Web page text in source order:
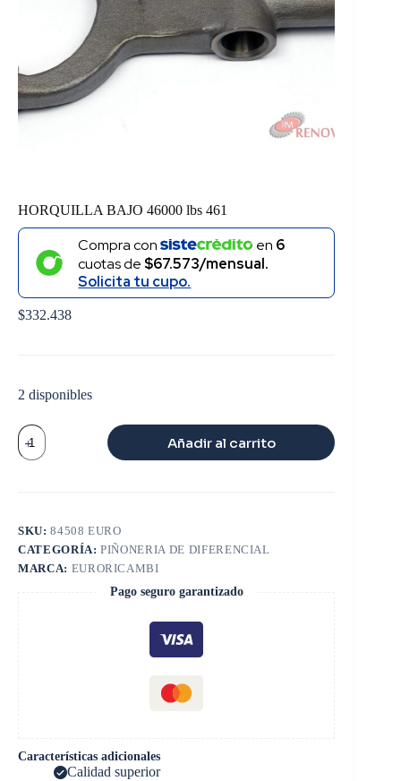
HORQUILLA BAJO 46000 lbs 461
Compra con en 6
cuotas de $67.573/mensual.
Solicita tu cupo.
$332.438
2 disponibles
HORQUILLA
BAJO
46000
Añadir al carrito
SKU:84508 EURO
CATEGORÍA:PIÑONERIA DE DIFERENCIAL
MARCA: EURORICAMBI
Pago seguro garantizado
Características adicionales
Calidad superior